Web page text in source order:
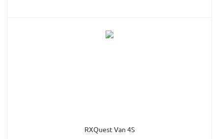
RXQuest Van 4S